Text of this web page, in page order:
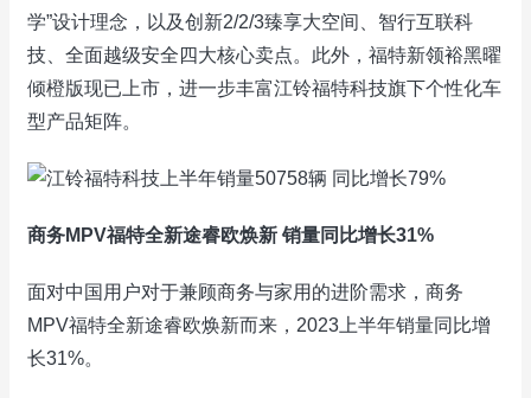
学”设计理念，以及创新2/2/3臻享大空间、智行互联科
技、全面越级安全四大核心卖点。此外，福特新领裕黑曜
倾橙版现已上市，进一步丰富江铃福特科技旗下个性化车
型产品矩阵。
商务MPV福特全新途睿欧焕新 销量同比增长31%
面对中国用户对于兼顾商务与家用的进阶需求，商务
MPV福特全新途睿欧焕新而来，2023上半年销量同比增
长31%。